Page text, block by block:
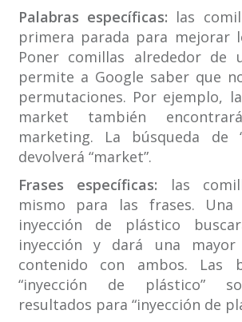
Palabras específicas: las
primera parada para mejorar
Poner comillas alrededor de
permite a Google saber que
permutaciones. Por ejemplo,
market también
marketing. La búsqueda de
devolverá “market”.
Frases específicas: las
mismo para las frases. Una
inyección de plástico
inyección y dará una mayor
contenido con ambos. Las
“inyección de plástico”
resultados para “inyección de